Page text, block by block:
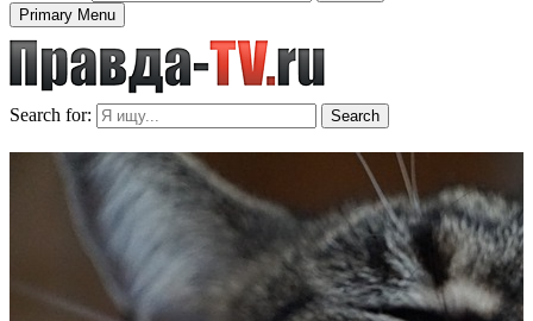
Primary Menu
Search for: Search